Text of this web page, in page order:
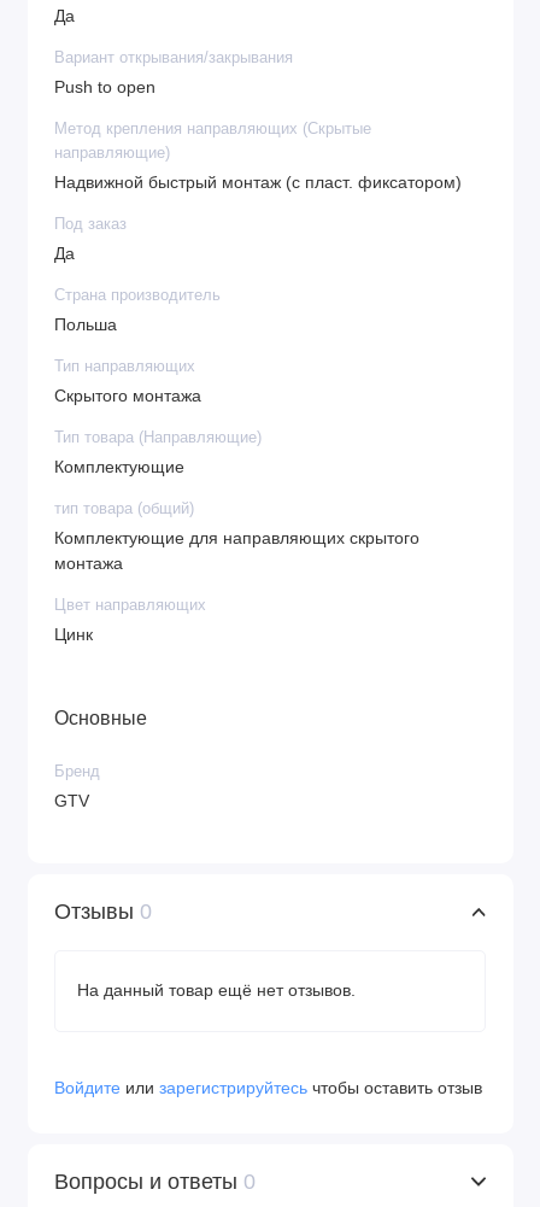
Да
Вариант открывания/закрывания
Push to open
Метод крепления направляющих (Скрытые
направляющие)
Надвижной быстрый монтаж (с пласт. фиксатором)
Под заказ
Да
Страна производитель
Польша
Тип направляющих
Скрытого монтажа
Тип товара (Направляющие)
Комплектующие
тип товара (общий)
Комплектующие для направляющих скрытого
монтажа
Цвет направляющих
Цинк
Основные
Бренд
GTV
Отзывы 0
На данный товар ещё нет отзывов.
Войдите или зарегистрируйтесь чтобы оставить отзыв
Вопросы и ответы 0